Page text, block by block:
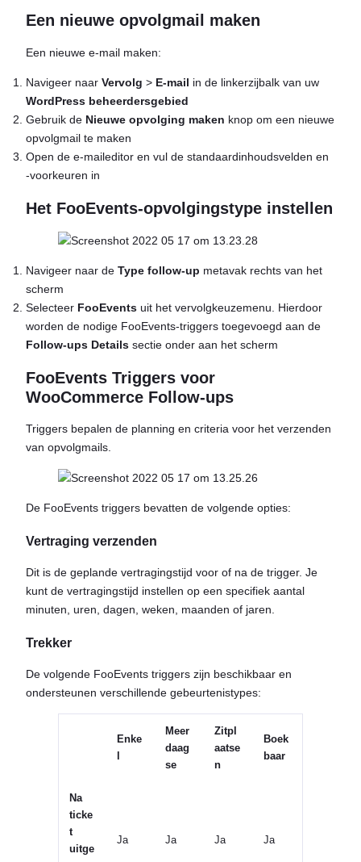
Een nieuwe opvolgmail maken
Een nieuwe e-mail maken:
Navigeer naar Vervolg > E-mail in de linkerzijbalk van uw
WordPress beheerdersgebied
Gebruik de Nieuwe opvolging maken knop om een nieuwe
opvolgmail te maken
Open de e-maileditor en vul de standaardinhoudsvelden en
-voorkeuren in
Het FooEvents-opvolgingstype instellen
Navigeer naar de Type follow-up metavak rechts van het
scherm
Selecteer FooEvents uit het vervolgkeuzemenu. Hierdoor
worden de nodige FooEvents-triggers toegevoegd aan de
Follow-ups Details sectie onder aan het scherm
FooEvents Triggers voor
WooCommerce Follow-ups
Triggers bepalen de planning en criteria voor het verzenden
van opvolgmails.
De FooEvents triggers bevatten de volgende opties:
Vertraging verzenden
Dit is de geplande vertragingstijd voor of na de trigger. Je
kunt de vertragingstijd instellen op een specifiek aantal
minuten, uren, dagen, weken, maanden of jaren.
Trekker
De volgende FooEvents triggers zijn beschikbaar en
ondersteunen verschillende gebeurtenistypes:
Enke
Meer
daag
se
Zitpl
aatse
n
Boek
baar
Na
ticke
t
uitge
Ja Ja Ja Ja